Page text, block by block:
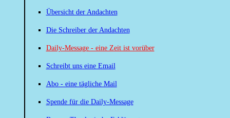
Übersicht der Andachten
Die Schreiber der Andachten
Daily-Message - eine Zeit ist vorüber
Schreibt uns eine Email
Abo - eine tägliche Mail
Spende für die Daily-Message